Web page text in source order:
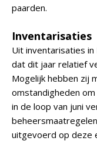
paarden.
Inventarisaties
Uit inventarisaties
dat dit jaar relatief
Mogelijk hebben zij
omstandigheden
in de loop van juni
uitgevoerd op deze